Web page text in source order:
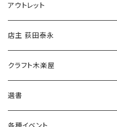
マグカップ
傘
食料品
その他
アウトレット
店主 荻田泰永
書籍
ウェア
クラフト木楽屋
選書
各種イベント